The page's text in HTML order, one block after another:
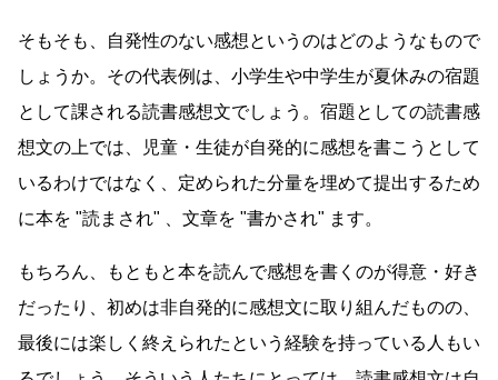
そもそも、自発性のない感想というのはどのようなもので
しょうか。その代表例は、小学生や中学生が夏休みの宿題
として課される読書感想文でしょう。宿題としての読書感
想文の上では、児童・生徒が自発的に感想を書こうとして
いるわけではなく、定められた分量を埋めて提出するため
に本を
読まされ 、文章を 書かされ ます。
もちろん、もともと本を読んで感想を書くのが得意・好き
だったり、初めは非自発的に感想文に取り組んだものの、
最後には楽しく終えられたという経験を持っている人もい